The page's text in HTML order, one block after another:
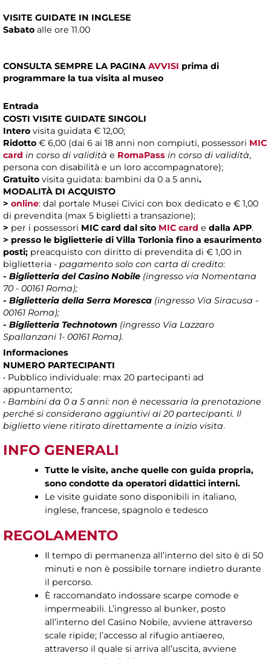
VISITE GUIDATE IN INGLESE
Sabato alle ore 11.00
CONSULTA SEMPRE LA PAGINA AVVISI prima di
programmare la tua visita al museo
Entrada
COSTI VISITE GUIDATE SINGOLI
Intero visita guidata € 12,00;
Ridotto € 6,00 (dai 6 ai 18 anni non compiuti, possessori MIC
card in corso di validità e RomaPass in corso di validità,
persona con disabilità e un loro accompagnatore);
Gratuito visita guidata: bambini da 0 a 5 anni.
MODALITÀ DI ACQUISTO
> online: dal portale Musei Civici con box dedicato e € 1,00
di prevendita (max 5 biglietti a transazione);
> per i possessori MIC card dal sito MIC card e dalla APP.
> presso le biglietterie di Villa Torlonia fino a esaurimento
posti; preacquisto con diritto di prevendita di € 1,00 in
biglietteria - pagamento solo con carta di credito:
- Biglietteria del Casino Nobile (ingresso via Nomentana
70 - 00161 Roma);
- Biglietteria della Serra Moresca (ingresso Via Siracusa -
00161 Roma);
- Biglietteria Technotown (ingresso Via Lazzaro
Spallanzani 1- 00161 Roma).
Informaciones
NUMERO PARTECIPANTI
• Pubblico individuale: max 20 partecipanti ad
appuntamento;
• Bambini da 0 a 5 anni: non è necessaria la prenotazione
perché si considerano aggiuntivi ai 20 partecipanti. Il
biglietto viene ritirato direttamente a inizio visita.
INFO GENERALI
Tutte le visite, anche quelle con guida propria,
sono condotte da operatori didattici interni.
Le visite guidate sono disponibili in italiano,
inglese, francese, spagnolo e tedesco
REGOLAMENTO
Il tempo di permanenza all’interno del sito è di 50
minuti e non è possibile tornare indietro durante
il percorso.
È raccomandato indossare scarpe comode e
impermeabili. L’ingresso al bunker, posto
all’interno del Casino Nobile, avviene attraverso
scale ripide; l’accesso al rifugio antiaereo,
attraverso il quale si arriva all’uscita, avviene